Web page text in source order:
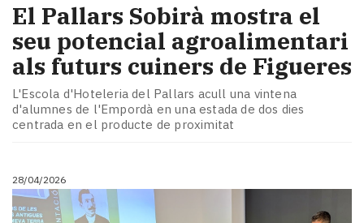
El Pallars Sobirà mostra el
seu potencial agroalimentari
als futurs cuiners de Figueres
L'Escola d'Hoteleria del Pallars acull una vintena
d'alumnes de l'Empordà en una estada de dos dies
centrada en el producte de proximitat
28/04/2026